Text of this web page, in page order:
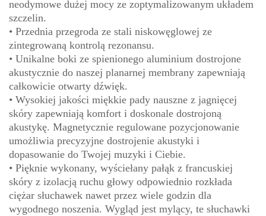
neodymowe dużej mocy ze zoptymalizowanym układem
szczelin.
• Przednia przegroda ze stali niskowęglowej ze
zintegrowaną kontrolą rezonansu.
• Unikalne boki ze spienionego aluminium dostrojone
akustycznie do naszej planarnej membrany zapewniają
całkowicie otwarty dźwięk.
• Wysokiej jakości miękkie pady nauszne z jagnięcej
skóry zapewniają komfort i doskonale dostrojoną
akustykę. Magnetycznie regulowane pozycjonowanie
umożliwia precyzyjne dostrojenie akustyki i
dopasowanie do Twojej muzyki i Ciebie.
• Pięknie wykonany, wyściełany pałąk z francuskiej
skóry z izolacją ruchu głowy odpowiednio rozkłada
ciężar słuchawek nawet przez wiele godzin dla
wygodnego noszenia. Wygląd jest mylący, te słuchawki